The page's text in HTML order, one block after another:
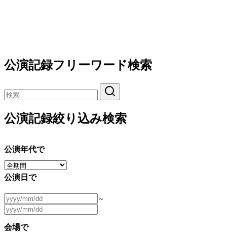
公演記録フリーワード検索
公演記録絞り込み検索
公演年代で
公演日で
～
会場で